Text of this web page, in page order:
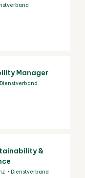
Manager
Dienstverband
&
Dienstverband